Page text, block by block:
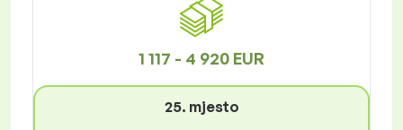
1 117 - 4 920 EUR
25. mjesto